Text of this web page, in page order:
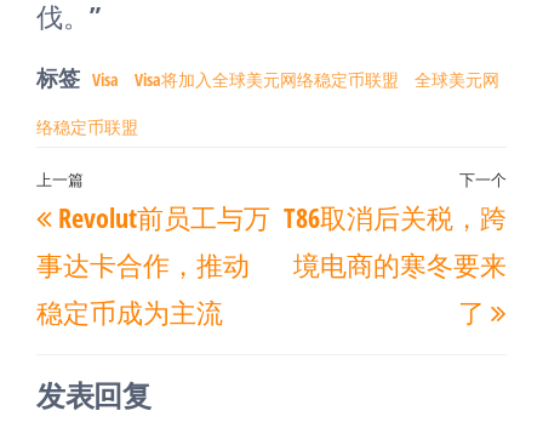
伐。”
标签 Visa Visa将加入全球美元网络稳定币联盟 全球美元网
络稳定币联盟
文
章
导
航
上
一
篇
文
章
上一篇
Revolut前员工与万
事达卡合作，推动
稳定币成为主流
下
下一个
T86取消后关税，跨
境电商的寒冬要来
了
发表回复